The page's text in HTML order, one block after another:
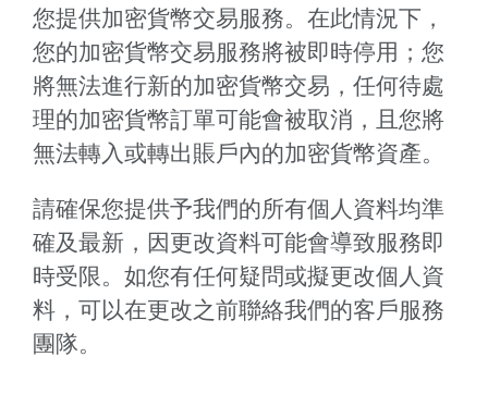
您提供加密貨幣交易服務。在此情況下，
您的加密貨幣交易服務將被即時停用；您
將無法進行新的加密貨幣交易，任何待處
理的加密貨幣訂單可能會被取消，且您將
無法轉入或轉出賬戶內的加密貨幣資產。
請確保您提供予我們的所有個人資料均準
確及最新，因更改資料可能會導致服務即
時受限。如您有任何疑問或擬更改個人資
料，可以在更改之前聯絡我們的客戶服務
團隊。